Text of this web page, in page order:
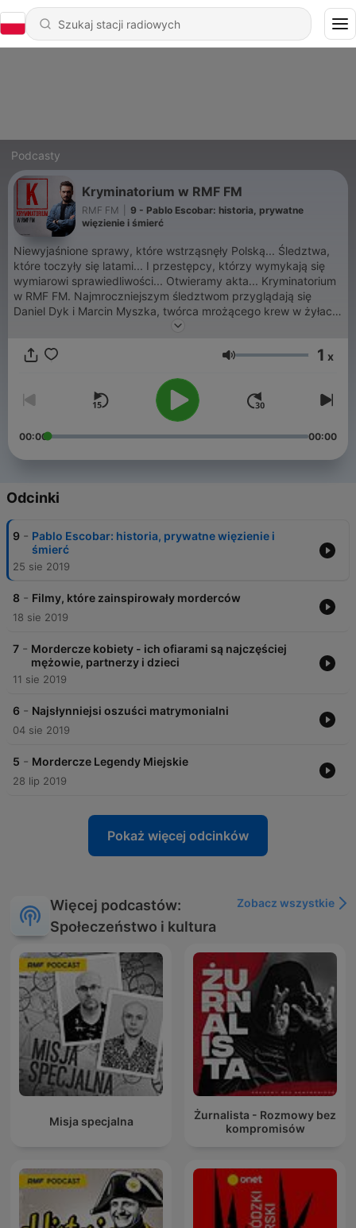
Podcasty
Kryminatorium w RMF FM
RMF FM
9 - Pablo Escobar: historia, prywatne
więzienie i śmierć
Niewyjaśnione sprawy, które wstrząsnęły Polską... Śledztwa,
które toczyły się latami... I przestępcy, którzy wymykają się
wymiarowi sprawiedliwości... Otwieramy akta... Kryminatorium
w RMF FM. Najmroczniejszym śledztwom przyglądają się
Daniel Dyk i Marcin Myszka, twórca mrożącego krew w żyłach
Głośność 1 x
00:00 00:00
Odcinki
9 - Pablo Escobar: historia, prywatne więzienie i
śmierć
25 sie 2019
8 - Filmy, które zainspirowały morderców
18 sie 2019
7 - Mordercze kobiety - ich ofiarami są najczęściej
mężowie, partnerzy i dzieci
11 sie 2019
6 - Najsłynniejsi oszuści matrymonialni
04 sie 2019
5 - Mordercze Legendy Miejskie
28 lip 2019
Pokaż więcej odcinków
Więcej podcastów:
Społeczeństwo i kultura
Zobacz wszystkie
Misja specjalna
Żurnalista - Rozmowy bez
kompromisów